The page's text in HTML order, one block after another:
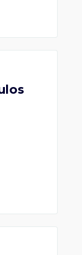
e